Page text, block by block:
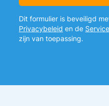
Dit formulier is beveiligd
Privacybeleid en de
zijn van toepassing.